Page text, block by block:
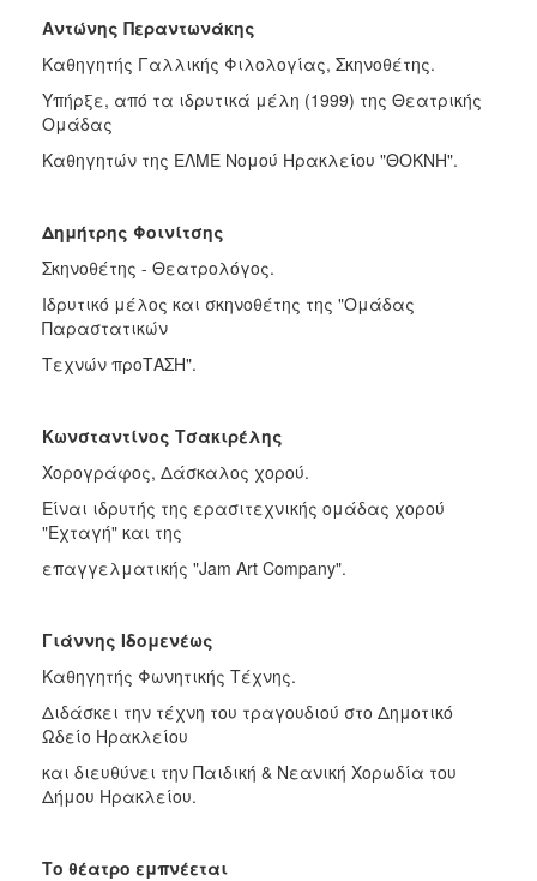
Αντώνης Περαντωνάκης
Καθηγητής Γαλλικής Φιλολογίας, Σκηνοθέτης.
Υπήρξε, από τα ιδρυτικά μέλη (1999) της Θεατρικής
Ομάδας
Καθηγητών της ΕΛΜΕ Νομού Ηρακλείου "ΘΟΚΝΗ".
Δημήτρης Φοινίτσης
Σκηνοθέτης - Θεατρολόγος.
Ιδρυτικό μέλος και σκηνοθέτης της "Ομάδας
Παραστατικών
Τεχνών προΤΑΣΗ".
Κωνσταντίνος Τσακιρέλης
Χορογράφος, Δάσκαλος χορού.
Είναι ιδρυτής της ερασιτεχνικής ομάδας χορού
"Εχταγή" και της
επαγγελματικής "Jam Art Company".
Γιάννης Ιδομενέως
Καθηγητής Φωνητικής Τέχνης.
Διδάσκει την τέχνη του τραγουδιού στο Δημοτικό
Ωδείο Ηρακλείου
και διευθύνει την Παιδική & Νεανική Χορωδία του
Δήμου Ηρακλείου.
Το θέατρο εμπνέεται